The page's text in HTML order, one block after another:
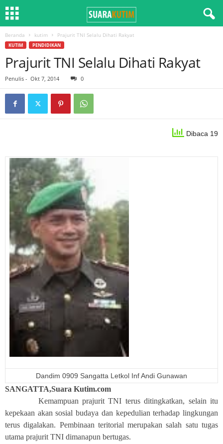
Beranda kutim Prajurit TNI Selalu Dihati Rakyat
KUTIM PENDIDIKAN
Prajurit TNI Selalu Dihati Rakyat
Penulis - Okt 7, 2014 0
Dibaca 19
Dandim 0909 Sangatta Letkol Inf Andi Gunawan
SANGATTA,Suara Kutim.com
Kemampuan prajurit TNI terus ditingkatkan, selain itu
kepekaan akan sosial budaya dan kepedulian terhadap lingkungan
terus digalakan. Pembinaan teritorial merupakan salah satu tugas
utama prajurit TNI dimanapun bertugas.